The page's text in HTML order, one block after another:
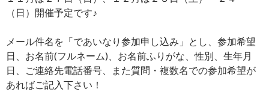
（日）開催予定です♪
メール件名を「であいなり参加申し込み」とし、参加希望
日、お名前(フルネーム)、お名前ふりがな、性別、生年月
日、ご連絡先電話番号、また質問・複数名での参加希望が
あればご記入下さい！